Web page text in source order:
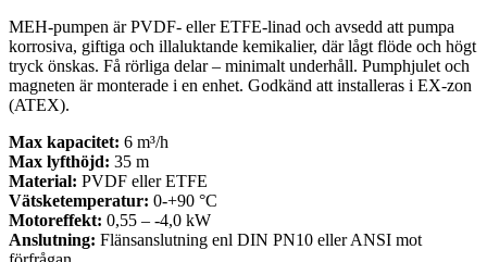
MEH-pumpen är PVDF- eller ETFE-linad och avsedd att pumpa
korrosiva, giftiga och illaluktande kemikalier, där lågt flöde och högt
tryck önskas. Få rörliga delar – minimalt underhåll. Pumphjulet och
magneten är monterade i en enhet. Godkänd att installeras i EX-zon
(ATEX).
Max kapacitet: 6 m³/h
Max lyfthöjd: 35 m
Material: PVDF eller ETFE
Vätsketemperatur: 0-+90 °C
Motoreffekt: 0,55 – -4,0 kW
Anslutning: Flänsanslutning enl DIN PN10 eller ANSI mot